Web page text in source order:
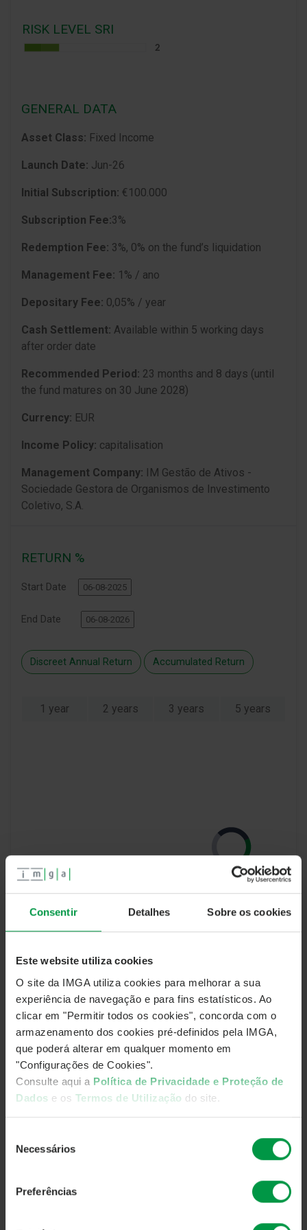
Consentir Detalhes Sobre os cookies
Este website utiliza cookies
O site da IMGA utiliza cookies para melhorar a sua
experiência de navegação e para fins estatísticos. Ao
clicar em "Permitir todos os cookies", concorda com o
armazenamento dos cookies pré-definidos pela IMGA,
que poderá alterar em qualquer momento em
"Configurações de Cookies".
Consulte aqui a Política de Privacidade e Proteção de
Dados e os Termos de Utilização do site.
Necessários
Preferências
RISK LEVEL SRI
GENERAL DATA
Asset Class: Fixed Income
Launch Date: Jun-26
Initial Subscription: €100.000
Subscription Fee:3%
Redemption Fee: 3%, 0% on the fund’s liquidation
Management Fee: 1% / ano
Depositary Fee: 0,05% / year
Cash Settlement: Available within 5 working days
after order date
Recommended Period: 23 months and 8 days (until
the fund matures on 30 June 2028)
Currency: EUR
Income Policy: capitalisation
Management Company: IM Gestão de Ativos -
Sociedade Gestora de Organismos de Investimento
Coletivo, S.A.
RETURN %
Start Date
End Date
Discreet Annual Return Accumulated Return
1 year 2 years 3 years 5 years
Return:
value of the fund units. The chart represents an investment of
€10,000 in the fund during this period.
Discrete annual return - the chart above reports the
appreciation or devaluation of the fund or a basket of
corresponding to a calendar year and the last 12